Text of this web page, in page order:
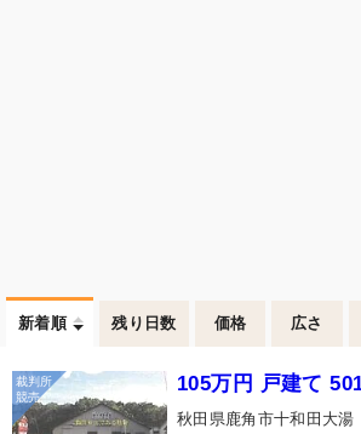
新着順 残り日数 価格 広さ
105万円 戸建て
秋田県鹿角市十和田大湯